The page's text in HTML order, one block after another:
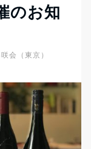
のお知
会（東京）